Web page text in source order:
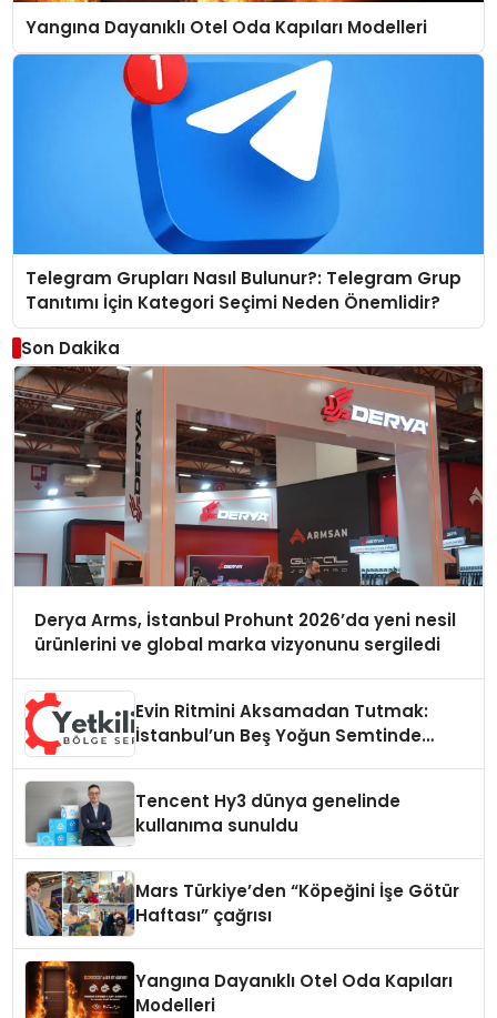
Yangına Dayanıklı Otel Oda Kapıları Modelleri
Telegram Grupları Nasıl Bulunur?: Telegram Grup
Tanıtımı İçin Kategori Seçimi Neden Önemlidir?
Son Dakika
Derya Arms, İstanbul Prohunt 2026’da yeni nesil
ürünlerini ve global marka vizyonunu sergiledi
Evin Ritmini Aksamadan Tutmak:
İstanbul’un Beş Yoğun Semtinde
Tencent Hy3 dünya genelinde
kullanıma sunuldu
Mars Türkiye’den “Köpeğini İşe Götür
Haftası” çağrısı
Yangına Dayanıklı Otel Oda Kapıları
Modelleri